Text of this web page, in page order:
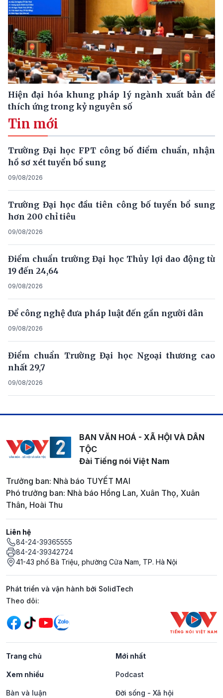
Hiện đại hóa khung pháp lý ngành xuất bản để
thích ứng trong kỷ nguyên số
Tin mới
Trường Đại học FPT công bố điểm chuẩn, nhận
hồ sơ xét tuyển bổ sung
09/08/2026
Trường Đại học đầu tiên công bố tuyển bổ sung
hơn 200 chỉ tiêu
09/08/2026
Điểm chuẩn trường Đại học Thủy lợi dao động từ
19 đến 24,64
09/08/2026
Để công nghệ đưa pháp luật đến gần người dân
09/08/2026
Điểm chuẩn Trường Đại học Ngoại thương cao
nhất 29,7
09/08/2026
BAN VĂN HOÁ - XÃ HỘI VÀ DÂN
TỘC
Đài Tiếng nói Việt Nam
Trưởng ban: Nhà báo TUYẾT MAI
Phó trưởng ban: Nhà báo Hồng Lan, Xuân Thọ, Xuân
Thân, Hoài Thu
Liên hệ
84-24-39365555
84-24-39342724
41-43 phố Bà Triệu, phường Cửa Nam, TP. Hà Nội
Phát triển và vận hành bởi SolidTech
Mạng xã hội
Theo dõi:
Trang chủ Mới nhất
Xem nhiều Podcast
Bàn và luận Đời sống - Xã hội